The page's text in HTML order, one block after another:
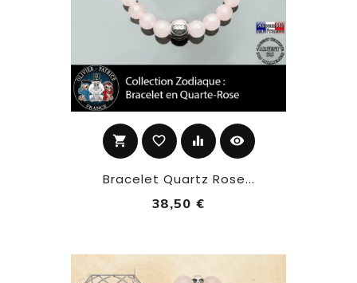
shopping_cart favorite_border equalizer visibility
Bracelet Quartz Rose...
38,50 €